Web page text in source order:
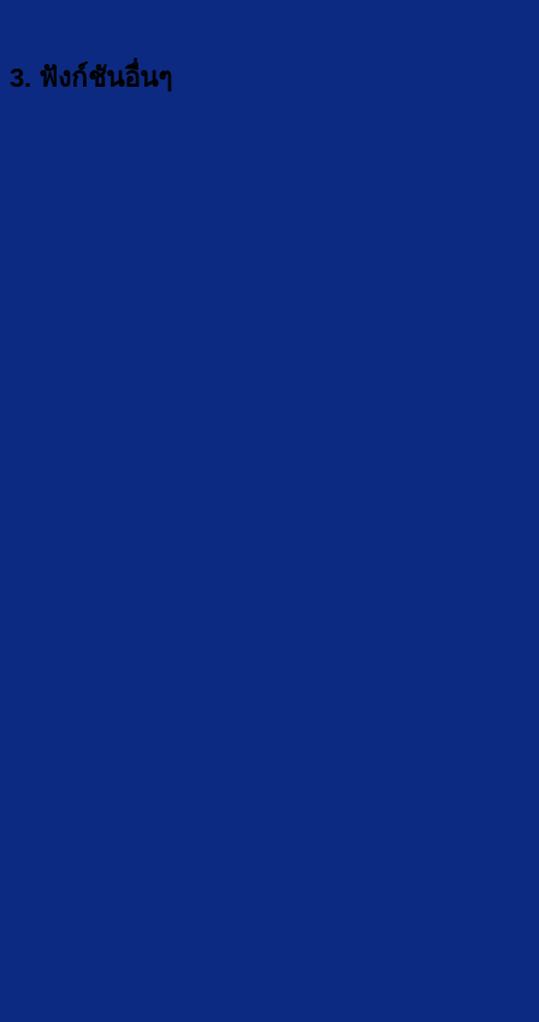
3. ฟังก์ชันอื่นๆ